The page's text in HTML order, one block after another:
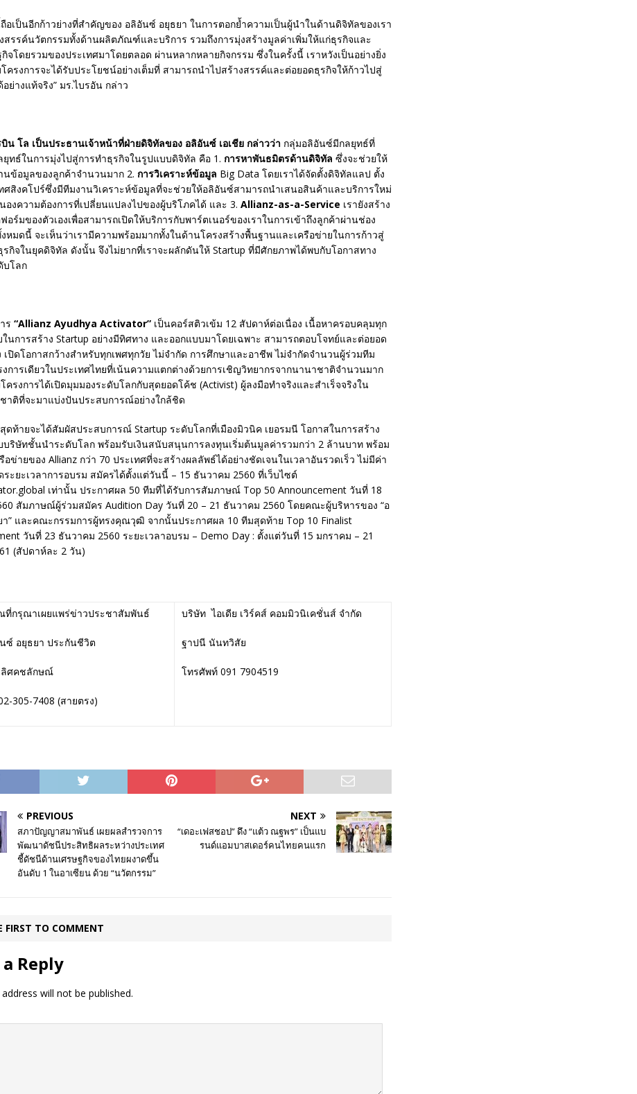
อเป็นอีกก้าวย่างที่สำคัญของ อลิอันซ์ อยุธยา ในการตอกย้ำความเป็นผู้นำในด้านดิจิทัลของเรา
สรรค์นวัตกรรมทั้งด้านผลิตภัณฑ์และบริการ รวมถึงการมุ่งสร้างมูลค่าเพิ่มให้แก่ธุรกิจและ
จโดยรวมของประเทศมาโดยตลอด ผ่านหลากหลายกิจกรรม ซึ่งในครั้งนี้ เราหวังเป็นอย่างยิ่ง
ครงการจะได้รับประโยชน์อย่างเต็มที่ สามารถนำไปสร้างสรรค์และต่อยอดธุรกิจให้ก้าวไปสู่
ย่างแท้จริง” มร.ไบรอัน กล่าว
น โล เป็นประธานเจ้าหน้าที่ฝ่ายดิจิทัลของ อลิอันซ์ เอเชีย กล่าวว่า กลุ่มอลิอันซ์มีกลยุทธ์ที่
ยุทธ์ในการมุ่งไปสู่การทำธุรกิจในรูปแบบดิจิทัล คือ 1. การหาพันธมิตรด้านดิจิทัล ซึ่งจะช่วยให้
านข้อมูลของลูกค้าจำนวนมาก 2. การวิเคราะห์ข้อมูล Big Data โดยเราได้จัดตั้งดิจิทัลแลป ตั้ง
ศสิงคโปร์ซึ่งมีทีมงานวิเคราะห์ข้อมูลที่จะช่วยให้อลิอันซ์สามารถนำเสนอสินค้าและบริการใหม่
องความต้องการที่เปลี่ยนแปลงไปของผู้บริโภคได้ และ 3. Allianz-as-a-Service เรายังสร้าง
ร์มของตัวเองเพื่อสามารถเปิดให้บริการกับพาร์ตเนอร์ของเราในการเข้าถึงลูกค้าผ่านช่อง
หมดนี้ จะเห็นว่าเรามีความพร้อมมากทั้งในด้านโครงสร้างพื้นฐานและเครือข่ายในการก้าวสู่
รกิจในยุคดิจิทัล ดังนั้น จึงไม่ยากที่เราจะผลักดันให้ Startup ที่มีศักยภาพได้พบกับโอกาสทาง
บโลก
ร “Allianz Ayudhya Activator” เป็นคอร์สติวเข้ม 12 สัปดาห์ต่อเนื่อง เนื้อหาครอบคลุมทุก
ในการสร้าง Startup อย่างมีทิศทาง และออกแบบมาโดยเฉพาะ สามารถตอบโจทย์และต่อยอด
เปิดโอกาสกว้างสำหรับทุกเพศทุกวัย ไม่จำกัด การศึกษาและอาชีพ ไม่จํากัดจํานวนผู้ร่วมทีม
งการเดียวในประเทศไทยที่เน้นความแตกต่างด้วยการเชิญวิทยากรจากนานาชาติจํานวนมาก
ครงการได้เปิดมุมมองระดับโลกกับสุดยอดโค้ช (Activist) ผู้ลงมือทําจริงและสําเร็จจริงใน
าติที่จะมาแบ่งปันประสบการณ์อย่างใกล้ชิด
ดท้ายจะได้สัมผัสประสบการณ์ Startup ระดับโลกที่เมืองมิวนิค เยอรมนี โอกาสในการสร้าง
บริษัทชั้นนําระดับโลก พร้อมรับเงินสนับสนุนการลงทุนเริ่มต้นมูลค่ารวมกว่า 2 ล้านบาท พร้อม
อข่ายของ Allianz กว่า 70 ประเทศที่จะสร้างผลลัพธ์ได้อย่างชัดเจนในเวลาอันรวดเร็ว ไม่มีค่า
ระยะเวลาการอบรม สมัครได้ตั้งแต่วันนี้ – 15 ธันวาคม 2560 ที่เว็บไซต์
เท่านั้น ประกาศผล 50 ทีมที่ได้รับการสัมภาษณ์ Top 50 Announcement วันที่ 18
สัมภาษณ์ผู้ร่วมสมัคร Audition Day วันที่ 20 – 21 ธันวาคม 2560 โดยคณะผู้บริหารของ “อ
” และคณะกรรมการผู้ทรงคุณวุฒิ จากนั้นประกาศผล 10 ทีมสุดท้าย Top 10 Finalist
วันที่ 23 ธันวาคม 2560 ระยะเวลาอบรม – Demo Day : ตั้งแต่วันที่ 15 มกราคม – 21
(สัปดาห์ละ 2 วัน)
กรุณาเผยแพร่ข่าวประชาสัมพันธ์
ซ์ อยุธยา ประกันชีวิต
ลิศคชลักษณ์
305-7408 (สายตรง)
บริษัท ไอเดีย เวิร์คส์ คอมมิวนิเคชั่นส์ จำกัด
ฐาปนี นันทวิสัย
โทรศัพท์ 091 7904519
PREVIOUS
สภาปัญญาสมาพันธ์ เผยผลสำรวจการ
พัฒนาดัชนีประสิทธิผลระหว่างประเทศ
ชี้ดัชนีด้านเศรษฐกิจของไทยผงาดขึ้น
อันดับ 1 ในอาเซียน ด้วย “นวัตกรรม”
NEXT
“เดอะเฟสชอป” ดึง “แต้ว ณฐพร” เป็นแบ
รนด์แอมบาสเดอร์คนไทยคนแรก
FIRST TO COMMENT
Reply
will not be published.